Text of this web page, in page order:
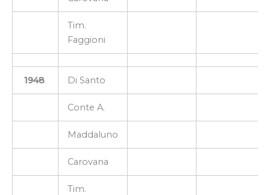
Tim.
Faggioni
1948 Di Santo
Conte A.
Maddaluno
Carovana
Tim.